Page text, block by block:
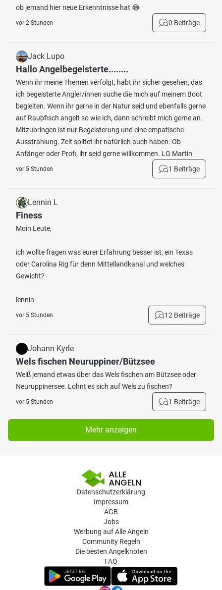
ob jemand hier neue Erkenntnisse hat 😂
vor 2 Stunden 0 Beiträge
Jack Lupo
Hallo Angelbegeisterte........
Wenn ihr meine Themen verfolgt, habt ihr sicher gesehen, das
ich begeisterte Angler/innen suche die mich auf meinem Boot
begleiten. Wenn ihr gerne in der Natur seid und ebenfalls gerne
auf Raubfisch angelt so wie ich, dann schreibt mich gerne an.
Mitzubringen ist nur Begeisterung und eine empatische
Ausstrahlung. Zeit solltet ihr natürlich auch haben. Ob
Anfänger oder Profi, ihr seid gerne willkommen. LG Martin
vor 5 Stunden 1 Beiträge
Lennin L
Finess
Moin Leute,
ich wollte fragen was eurer Erfahrung besser ist, ein Texas
oder Carolina Rig für denn Mittellandkanal und welches
Gewicht?
lennin
vor 5 Stunden 12 Beiträge
Johann Kyrle
Wels fischen Neuruppiner/Bützsee
Weiß jemand etwas über das Wels fischen am Bützsee oder
Neuruppinersee. Lohnt es sich auf Wels zu fischen?
vor 5 Stunden 1 Beiträge
Mehr anzeigen
Datenschutzerklärung
Impressum
AGB
Jobs
Werbung auf Alle Angeln
Community Regeln
Die besten Angelknoten
FAQ